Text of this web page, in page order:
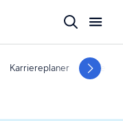
Karriereplaner